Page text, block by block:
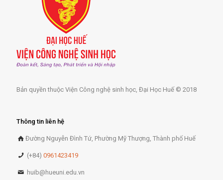
Bản quyền thuộc Viện Công nghệ sinh học, Đại Học Huế © 2018
Thông tin liên hệ
Đường Nguyễn Đình Tứ, Phường Mỹ Thượng, Thành phố Huế
(+84)0961423419
huib@hueuni.edu.vn